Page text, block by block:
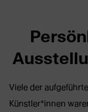
Viele der
Künstler*innen